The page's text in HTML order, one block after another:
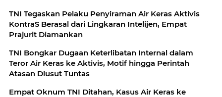
TNI Tegaskan Pelaku Penyiraman Air Keras Aktivis
KontraS Berasal dari Lingkaran Intelijen, Empat
Prajurit Diamankan
TNI Bongkar Dugaan Keterlibatan Internal dalam
Teror Air Keras ke Aktivis, Motif hingga Perintah
Atasan Diusut Tuntas
Empat Oknum TNI Ditahan, Kasus Air Keras ke